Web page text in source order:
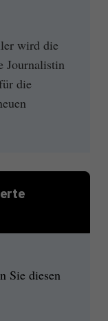
wird die
Journalistin
die
Sie diesen